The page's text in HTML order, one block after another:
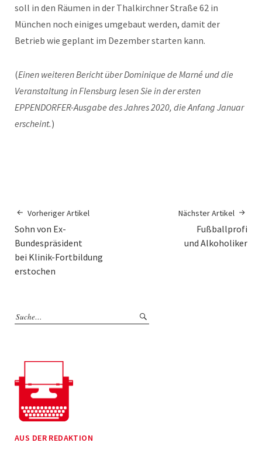
soll in den Räumen in der Thalkirchner Straße 62 in
München noch einiges umgebaut werden, damit der
Betrieb wie geplant im Dezember starten kann.
(Einen weiteren Bericht über Dominique de Marné und die
Veranstaltung in Flensburg lesen Sie in der ersten
EPPENDORFER-Ausgabe des Jahres 2020, die Anfang Januar
erscheint.)
Vorheriger Artikel
Sohn von Ex-
Bundespräsident
bei Klinik-Fortbildung
erstochen
Nächster Artikel
Fußballprofi
und Alkoholiker
AUS DER REDAKTION